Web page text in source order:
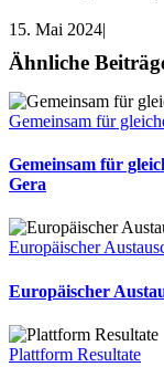
15. Mai 2024|
Ähnliche
Gemeinsam für
Gemeinsam für
Gera
Europäischer
Europäischer
Plattform Resultate